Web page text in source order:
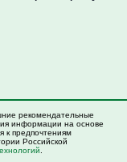
рекомендательные
информации на основе
к предпочтениям
Российской